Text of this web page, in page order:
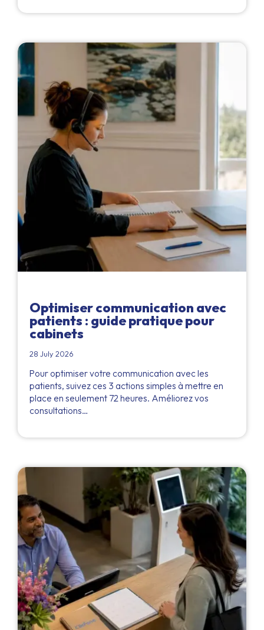
Optimiser communication avec
patients : guide pratique pour
cabinets
28 July 2026
Pour optimiser votre communication avec les
patients, suivez ces 3 actions simples à mettre en
place en seulement 72 heures. Améliorez vos
consultations…